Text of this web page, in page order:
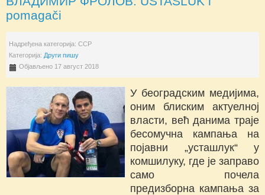
pomagači
Надређена категорија: ССР
Категорија: Други пишу
Објављено 17 август 2018
У београдским медијима,
оним блиским актуелној
власти, већ данима траје
бесомучна кампања на
појавни „усташлук“ у
комшилуку, где је заправо
само почела
предизборна кампања за